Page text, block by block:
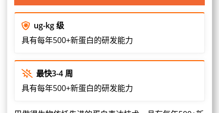
ug-kg级
具有每年500+新蛋白的研发能力
最快3-4 周
具有每年500+新蛋白的研发能力